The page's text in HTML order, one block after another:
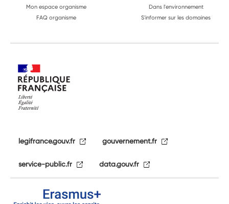
Mon espace organisme
FAQ organisme
Dans l'environnement
S'informer sur les domaines
legifrance.gouv.fr gouvernement.fr
service-public.fr data.gouv.fr